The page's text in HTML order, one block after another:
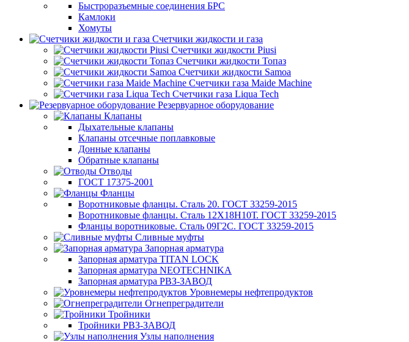
Быстроразъемные соединения БРС
Камлоки
Хомуты
Счетчики жидкости и газа
Счетчики жидкости Piusi
Счетчики жидкости Топаз
Счетчики жидкости Samoa
Счетчики газа Maide Machine
Счетчики газа Liqua Tech
Резервуарное оборудование
Клапаны
Дыхательные клапаны
Клапаны отсечные поплавковые
Донные клапаны
Обратные клапаны
Отводы
ГОСТ 17375-2001
Фланцы
Воротниковые фланцы. Сталь 20. ГОСТ 33259-2015
Воротниковые фланцы. Сталь 12Х18Н10Т. ГОСТ 33259-2015
Фланцы воротниковые. Сталь 09Г2С. ГОСТ 33259-2015
Сливные муфты
Запорная арматура
Запорная арматура TITAN LOCK
Запорная арматура NEOTECHNIKA
Запорная арматура РВЗ-ЗАВОД
Уровнемеры нефтепродуктов
Огнепреградители
Тройники
Тройники РВЗ-ЗАВОД
Узлы наполнения